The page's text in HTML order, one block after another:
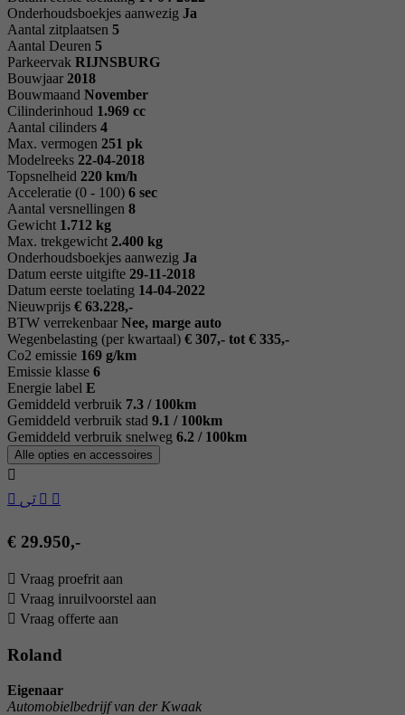
Onderhoudsboekjes aanwezig Ja
Aantal zitplaatsen 5
Aantal Deuren 5
Parkeervak RIJNSBURG
Bouwjaar 2018
Bouwmaand November
Cilinderinhoud 1.969 cc
Aantal cilinders 4
Max. vermogen 251 pk
Modelreeks 22-04-2018
Topsnelheid 220 km/h
Acceleratie (0 - 100) 6 sec
Aantal versnellingen 8
Gewicht 1.712 kg
Max. trekgewicht 2.400 kg
Onderhoudsboekjes aanwezig Ja
Datum eerste uitgifte 29-11-2018
Datum eerste toelating 14-04-2022
Nieuwprijs € 63.228,-
BTW verrekenbaar Nee, marge auto
Wegenbelasting (per kwartaal) € 307,- tot € 335,-
Co2 emissie 169 g/km
Emissie klasse 6
Energie label E
Gemiddeld verbruik 7.3 / 100km
Gemiddeld verbruik stad 9.1 / 100km
Gemiddeld verbruik snelweg 6.2 / 100km
Alle opties en accessoires
€ 29.950,-
Vraag proefrit aan
Vraag inruilvoorstel aan
Vraag offerte aan
Roland
Eigenaar
Automobielbedrijf van der Kwaak